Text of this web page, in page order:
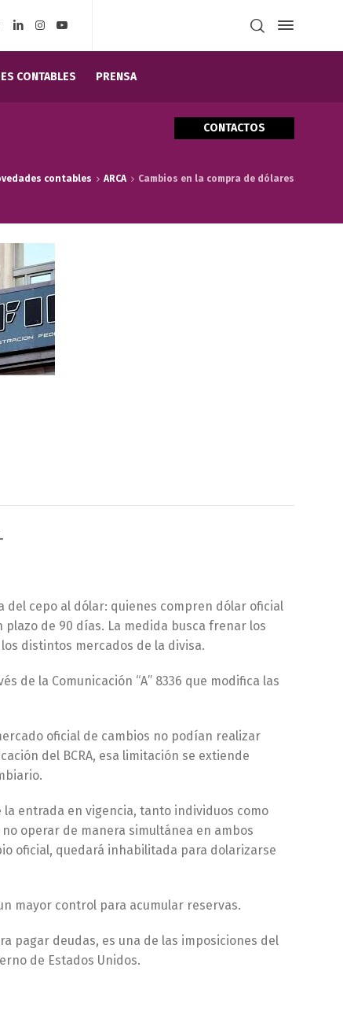
CONTABLES PRENSA
CONTACTOS
contables ARCA Cambios en la compra de dólares
del cepo al dólar: quienes compren dólar oficial
de 90 días. La medida busca frenar los
distintos mercados de la divisa.
de la Comunicación “A” 8336 que modifica las
oficial de cambios no podían realizar
del BCRA, esa limitación se extiende
la entrada en vigencia, tanto individuos como
operar de manera simultánea en ambos
oficial, quedará inhabilitada para dolarizarse
mayor control para acumular reservas.
pagar deudas, es una de las imposiciones del
de Estados Unidos.